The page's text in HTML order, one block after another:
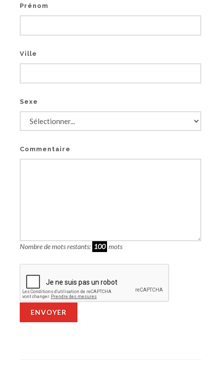
Prénom
Ville
Sexe
Commentaire
Nombre de mots restants: 100 mots
ENVOYER